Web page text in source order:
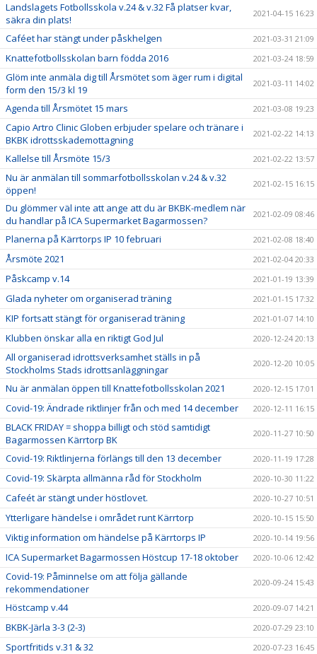
Landslagets Fotbollsskola v.24 & v.32 Få platser kvar,
säkra din plats!
2021-04-15 16:23
Caféet har stängt under påskhelgen 2021-03-31 21:09
Knattefotbollsskolan barn födda 2016 2021-03-24 18:59
Glöm inte anmäla dig till Årsmötet som äger rum i digital
form den 15/3 kl 19
2021-03-11 14:02
Agenda till Årsmötet 15 mars 2021-03-08 19:23
Capio Artro Clinic Globen erbjuder spelare och tränare i
BKBK idrottsskademottagning
2021-02-22 14:13
Kallelse till Årsmöte 15/3 2021-02-22 13:57
Nu är anmälan till sommarfotbollsskolan v.24 & v.32
öppen!
2021-02-15 16:15
Du glömmer väl inte att ange att du är BKBK-medlem när
du handlar på ICA Supermarket Bagarmossen?
2021-02-09 08:46
Planerna på Kärrtorps IP 10 februari 2021-02-08 18:40
Årsmöte 2021 2021-02-04 20:33
Påskcamp v.14 2021-01-19 13:39
Glada nyheter om organiserad träning 2021-01-15 17:32
KIP fortsatt stängt för organiserad träning 2021-01-07 14:10
Klubben önskar alla en riktigt God Jul 2020-12-24 20:13
All organiserad idrottsverksamhet ställs in på
Stockholms Stads idrottsanläggningar
2020-12-20 10:05
Nu är anmälan öppen till Knattefotbollsskolan 2021 2020-12-15 17:01
Covid-19: Ändrade riktlinjer från och med 14 december 2020-12-11 16:15
BLACK FRIDAY = shoppa billigt och stöd samtidigt
Bagarmossen Kärrtorp BK
2020-11-27 10:50
Covid-19: Riktlinjerna förlängs till den 13 december 2020-11-19 17:28
Covid-19: Skärpta allmänna råd för Stockholm 2020-10-30 11:22
Cafeét är stängt under höstlovet. 2020-10-27 10:51
Ytterligare händelse i området runt Kärrtorp 2020-10-15 15:50
Viktig information om händelse på Kärrtorps IP 2020-10-14 19:56
ICA Supermarket Bagarmossen Höstcup 17-18 oktober 2020-10-06 12:42
Covid-19: Påminnelse om att följa gällande
rekommendationer
2020-09-24 15:43
Höstcamp v.44 2020-09-07 14:21
BKBK-Järla 3-3 (2-3) 2020-07-29 23:10
Sportfritids v.31 & 32 2020-07-23 16:45